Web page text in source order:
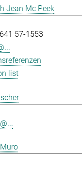
Jean Mc Peek
57-1553
list